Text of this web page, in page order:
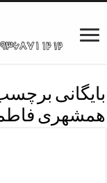
بایگانی
همشهری